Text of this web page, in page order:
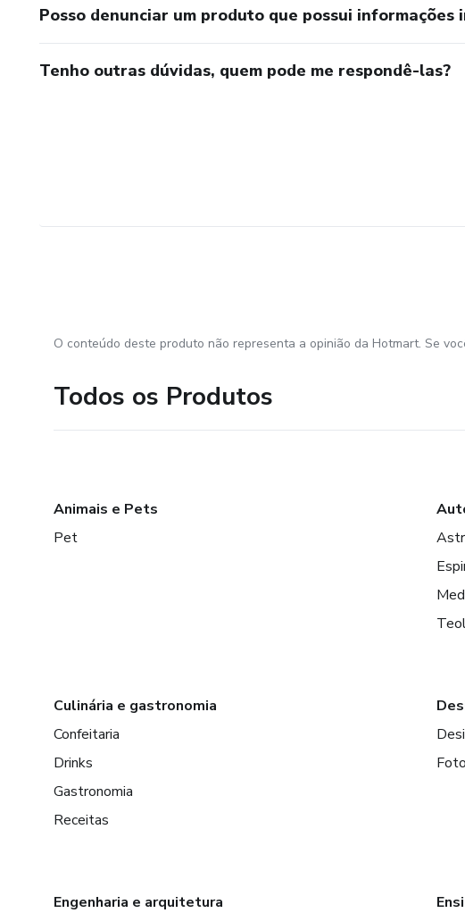
Posso denunciar um produto que possui informações
Tenho outras dúvidas, quem pode me respondê-las?
O conteúdo deste produto não representa a opinião da Hotmart. Se
Todos os Produtos
Animais e Pets
Pet
Culinária e gastronomia
Confeitaria
Drinks
Gastronomia
Receitas
Engenharia e arquitetura